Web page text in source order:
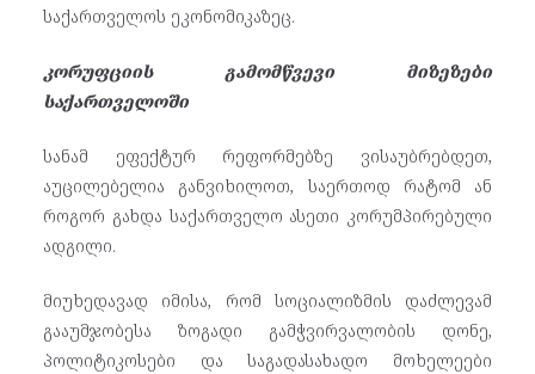
საქართველოს ეკონომიკაზეც.
კორუფციის გამომწვევი მიზეზები
საქართველოში
სანამ ეფექტურ რეფორმებზე ვისაუბრებდეთ,
აუცილებელია განვიხილოთ, საერთოდ რატომ ან
როგორ გახდა საქართველო ასეთი კორუმპირებული
ადგილი.
მიუხედავად იმისა, რომ სოციალიზმის დაძლევამ
გააუმჯობესა ზოგადი გამჭვირვალობის დონე,
პოლიტიკოსები და საგადასახადო მოხელეები